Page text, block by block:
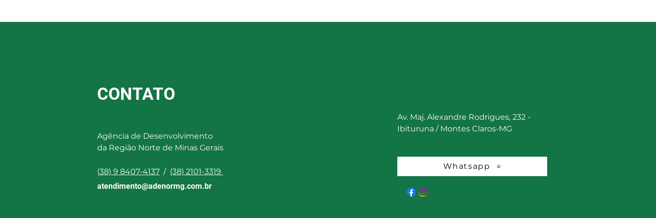
CONTATO
Agência de Desenvolvimento
da Região Norte de Minas Gerais
(38) 9 8407-4137 / (38) 2101-3319
atendimento@adenormg.com.br
Av. Maj. Alexandre Rodrigues, 232 -
Ibituruna / Montes Claros-MG
Whatsapp